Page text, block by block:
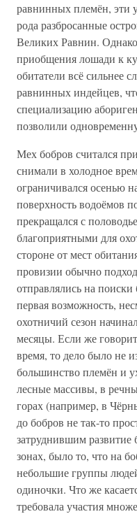
равнинных племён, эти
рода разбросанные
Великих Равнин.
приобщения лошади к
обитатели всё сильнее
равнинных индейцев,
специализацию
позволили
Мех бобров считался
снимали в холодное
ограничивался осенью
поверхность водоёмов
прекращался с
благоприятными для
стороне от мест
провизии обычно
отправлялись на поиски
первая возможность,
охотничий сезон
месяцы. Если же
время, то дело было не
большинство племён и
лесные массивы, в
горах (например, в
до бобров не так-то
затруднившим
зонах, было то, что на
небольшие группы
одиночки. Что же
требовала участия